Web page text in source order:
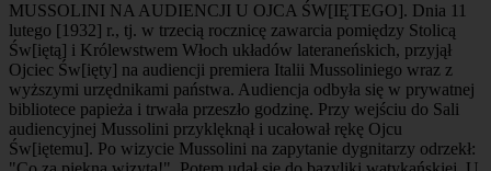
MUSSOLINI NA AUDIENCJI U OJCA ŚW[IĘTEGO]. Dnia 11
lutego [1932] r., tj. w trzecią rocznicę zawarcia pomiędzy Stolicą
Św[iętą] i Królewstwem Włoch układów lateraneńskich, przyjął
Ojciec Św[ięty] na audiencji premiera Italii Mussoliniego wraz z
wyższymi urzędnikami państwa. Audiencja odbyła się w prywatnej
bibliotece papieża i trwała przeszło godzinę. Przy wejściu do Sali
audiencyjnej Mussolini przyklęknął i ucałował rękę Ojcu
Św[iętemu]. Po wizycie Mussolini na zapytanie dygnitarzy odrzekł: